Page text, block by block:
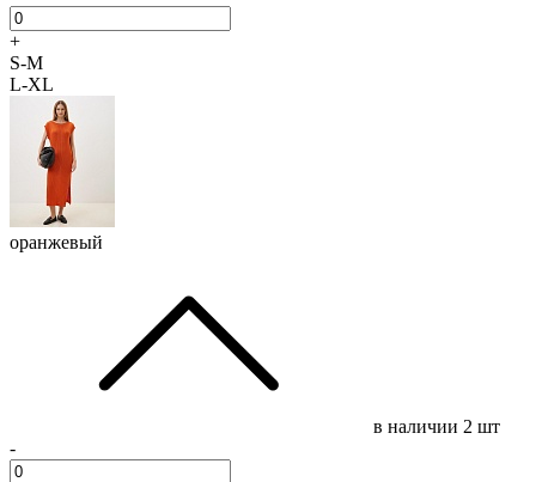
+
S-M
L-XL
оранжевый
в наличии 2 шт
-